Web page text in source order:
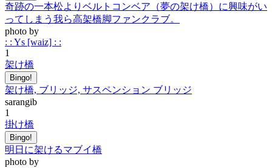
奇跡の一本松よりベルトコンベア（夢の架け橋）に興味がい
ってしまう我ら高架橋脚ファンクラブ。
photo by
: : Ys [waiz] : :
1
架け橋
Bingo!
架け橋, ブリッジ, サスペンション ブリッジ
sarangib
1
掛け橋
Bingo!
明日に架けるマブイ橋
photo by